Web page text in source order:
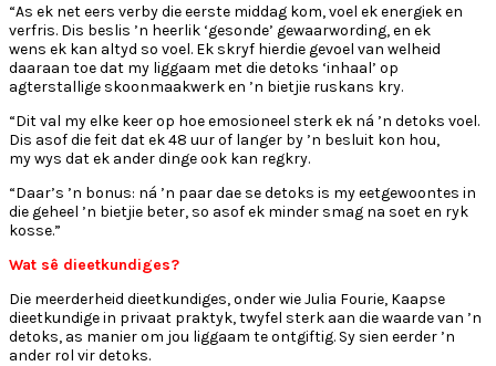
“As ek net eers verby die eerste middag kom, voel ek energiek en
verfris. Dis beslis ’n heerlik ‘gesonde’ gewaarwording, en ek
wens ek kan altyd so voel. Ek skryf hierdie gevoel van welheid
daaraan toe dat my liggaam met die detoks ‘inhaal’ op
agterstallige skoonmaakwerk en ’n bietjie ruskans kry.
“Dit val my elke keer op hoe emosioneel sterk ek ná ’n detoks voel.
Dis asof die feit dat ek 48 uur of langer by ’n besluit kon hou,
my wys dat ek ander dinge ook kan regkry.
“Daar’s ’n bonus: ná ’n paar dae se detoks is my eetgewoontes in
die geheel ’n bietjie beter, so asof ek minder smag na soet en ryk
kosse.”
Wat sê dieetkundiges?
Die meerderheid dieetkundiges, onder wie Julia Fourie, Kaapse
dieetkundige in privaat praktyk, twyfel sterk aan die waarde van ’n
detoks, as manier om jou liggaam te ontgiftig. Sy sien eerder ’n
ander rol vir detoks.